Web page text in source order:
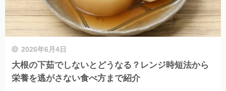
2026年6月4日
大根の下茹でしないとどうなる？レンジ時短法から
栄養を逃がさない食べ方まで紹介